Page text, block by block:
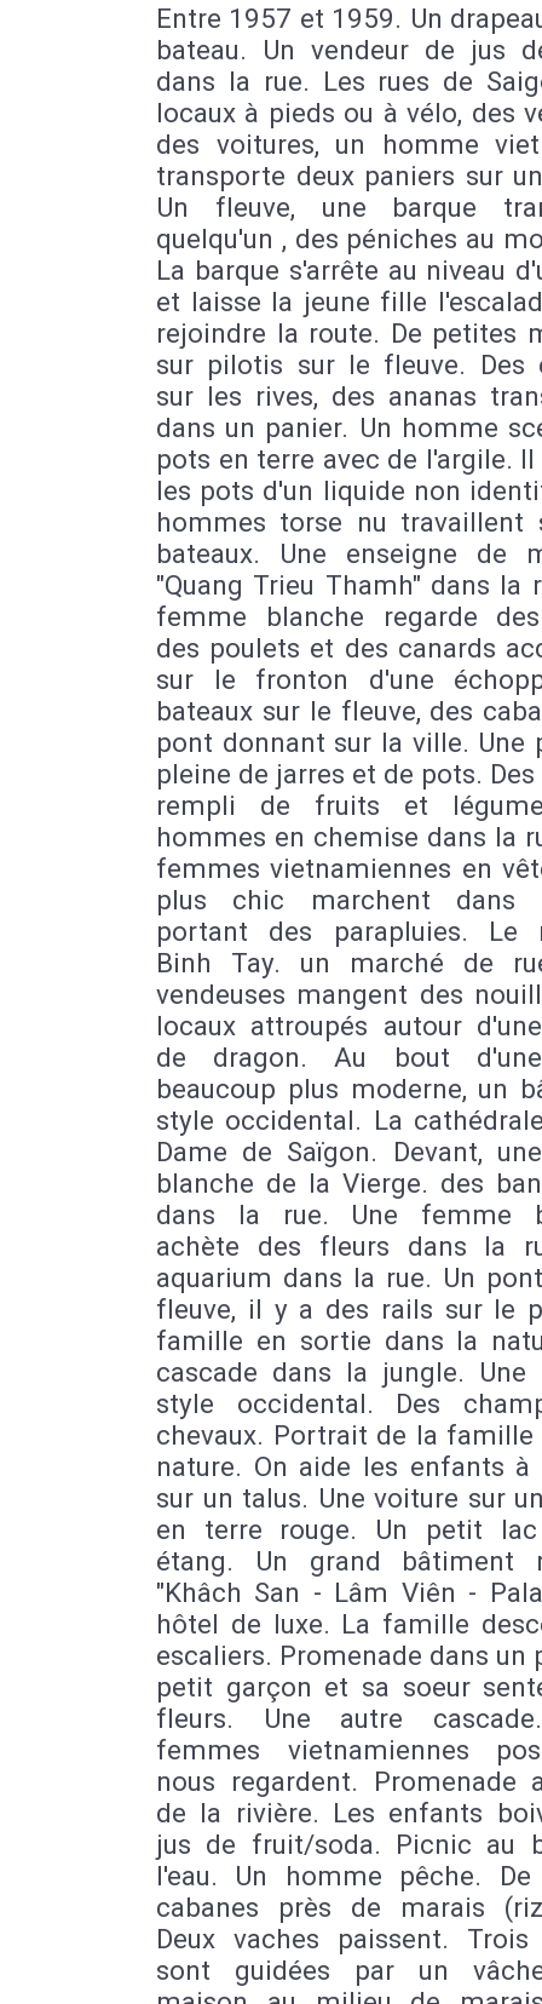
Entre 1957 et 1959. Un
bateau. Un vendeur de jus
dans la rue. Les rues de
locaux à pieds ou à vélo, des
des voitures, un homme
transporte deux paniers sur
Un fleuve, une barque
quelqu'un , des péniches au
La barque s'arrête au niveau
et laisse la jeune fille
rejoindre la route. De petites
sur pilotis sur le fleuve. Des
sur les rives, des ananas
dans un panier. Un homme
pots en terre avec de l'argile.
les pots d'un liquide non
hommes torse nu travaillent
bateaux. Une enseigne de
"Quang Trieu Thamh" dans la
femme blanche regarde
des poulets et des canards
sur le fronton d'une
bateaux sur le fleuve, des
pont donnant sur la ville. Une
pleine de jarres et de pots.
rempli de fruits et
hommes en chemise dans la
femmes vietnamiennes en
plus chic marchent dans
portant des parapluies. Le
Binh Tay. un marché de
vendeuses mangent des
locaux attroupés autour
de dragon. Au bout
beaucoup plus moderne, un
style occidental. La
Dame de Saïgon. Devant,
blanche de la Vierge. des
dans la rue. Une femme
achète des fleurs dans la
aquarium dans la rue. Un
fleuve, il y a des rails sur le
famille en sortie dans la
cascade dans la jungle. Une
style occidental. Des
chevaux. Portrait de la famille
nature. On aide les enfants à
sur un talus. Une voiture sur
en terre rouge. Un petit
étang. Un grand bâtiment
"Khâch San - Lâm Viên -
hôtel de luxe. La famille
escaliers. Promenade dans un
petit garçon et sa soeur
fleurs. Une autre
femmes vietnamiennes
nous regardent. Promenade
de la rivière. Les enfants
jus de fruit/soda. Picnic au
l'eau. Un homme pêche.
cabanes près de marais
Deux vaches paissent. Trois
sont guidées par un